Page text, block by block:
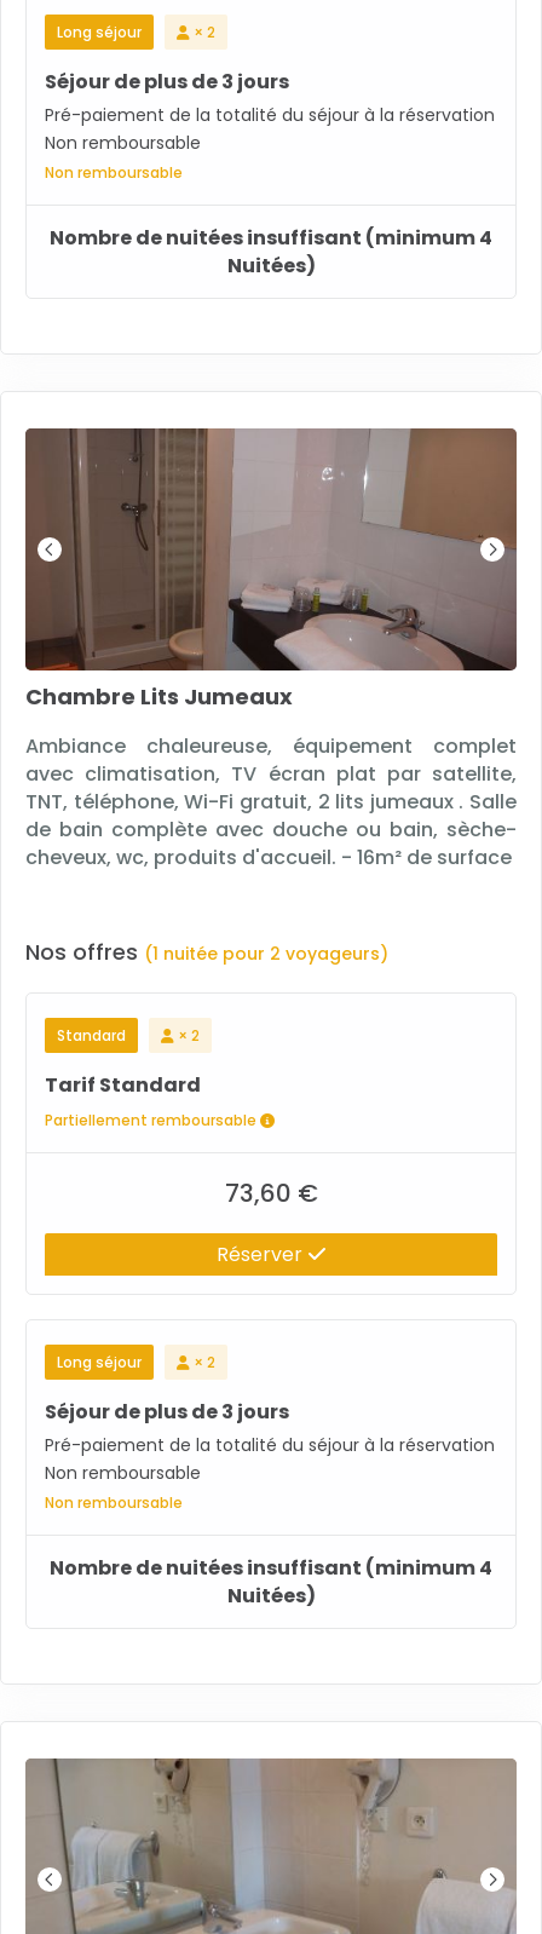
Long séjour × 2
Séjour de plus de 3 jours
Pré-paiement de la totalité du séjour à la réservation
Non remboursable
Non remboursable
Nombre de nuitées insuffisant (minimum 4
Nuitées)
Chambre Lits Jumeaux
Ambiance chaleureuse, équipement complet
avec climatisation, TV écran plat par satellite,
TNT, téléphone, Wi-Fi gratuit, 2 lits jumeaux . Salle
de bain complète avec douche ou bain, sèche-
cheveux, wc, produits d'accueil. - 16m² de surface
Nos offres (1 nuitée pour 2 voyageurs)
Standard × 2
Tarif Standard
Partiellement remboursable
73,60 €
Réserver
Long séjour × 2
Séjour de plus de 3 jours
Pré-paiement de la totalité du séjour à la réservation
Non remboursable
Non remboursable
Nombre de nuitées insuffisant (minimum 4
Nuitées)